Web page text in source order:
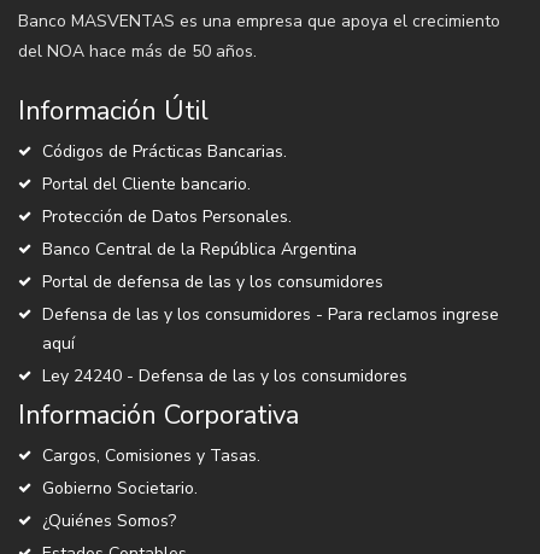
Banco MASVENTAS es una empresa que apoya el crecimiento
del NOA hace más de 50 años.
Información Útil
Códigos de Prácticas Bancarias.
Portal del Cliente bancario.
Protección de Datos Personales.
Banco Central de la República Argentina
Portal de defensa de las y los consumidores
Defensa de las y los consumidores - Para reclamos ingrese
aquí
Ley 24240 - Defensa de las y los consumidores
Información Corporativa
Cargos, Comisiones y Tasas.
Gobierno Societario.
¿Quiénes Somos?